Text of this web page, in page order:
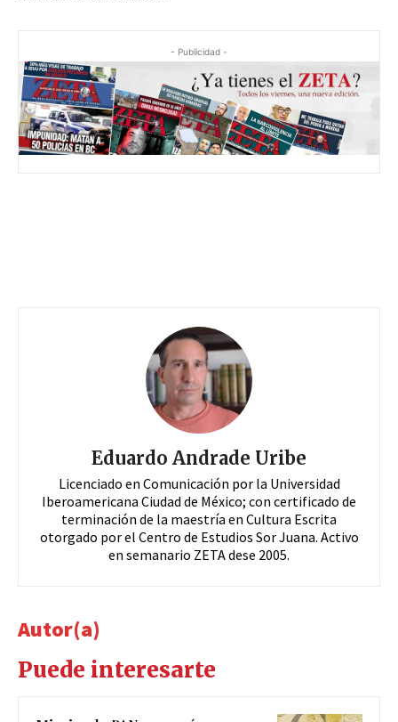
- Publicidad -
Eduardo Andrade Uribe
Licenciado en Comunicación por la Universidad
Iberoamericana Ciudad de México; con certificado de
terminación de la maestría en Cultura Escrita
otorgado por el Centro de Estudios Sor Juana. Activo
en semanario ZETA dese 2005.
Autor(a)
Puede interesarte